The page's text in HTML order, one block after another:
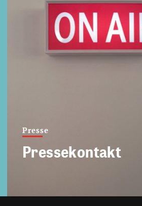
Presse
Pressekontakt